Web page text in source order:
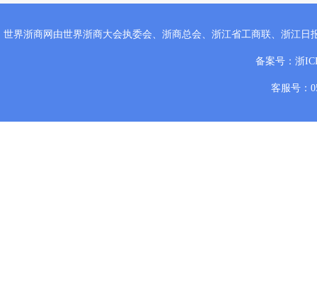
世界浙商网由世界浙商大会执委会、浙商总会、浙江省工商联、浙江
备案号： 浙
客服号：